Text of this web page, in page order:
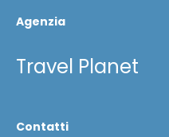
Agenzia
Travel Planet
Contatti